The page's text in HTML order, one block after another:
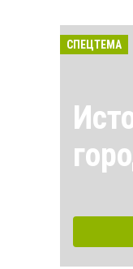
СПЕЦТЕМА